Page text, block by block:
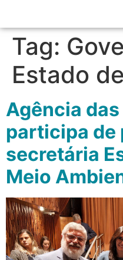
Tag:
Estado
Agência
participa de
secretária
Meio